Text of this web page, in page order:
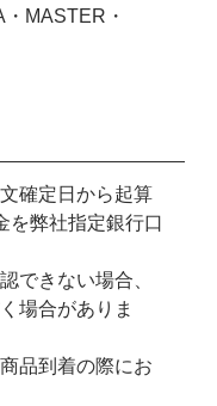
MASTER・
確定日から起算
を弊社指定銀行口
できない場合、
場合がありま
品到着の際にお